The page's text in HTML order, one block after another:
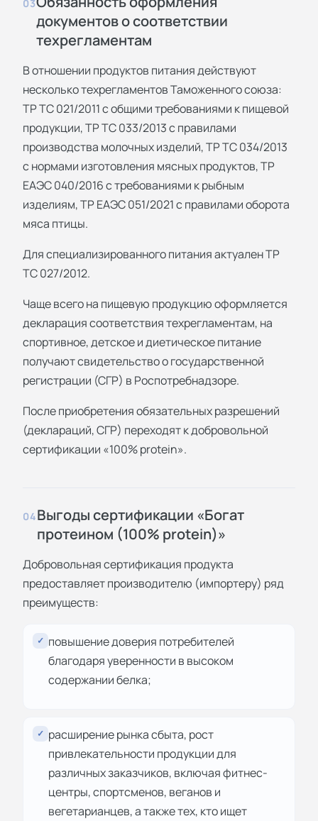
03
документов о соответствии
техрегламентам
В отношении продуктов питания действуют
несколько техрегламентов Таможенного союза:
ТР ТС 021/2011 с общими требованиями к пищевой
продукции, ТР ТС 033/2013 с правилами
производства молочных изделий, ТР ТС 034/2013
с нормами изготовления мясных продуктов, ТР
ЕАЭС 040/2016 с требованиями к рыбным
изделиям, ТР ЕАЭС 051/2021 с правилами оборота
мяса птицы.
Для специализированного питания актуален ТР
ТС 027/2012.
Чаще всего на пищевую продукцию оформляется
декларация соответствия техрегламентам, на
спортивное, детское и диетическое питание
получают свидетельство о государственной
регистрации (СГР) в Роспотребнадзоре.
После приобретения обязательных разрешений
(деклараций, СГР) переходят к добровольной
сертификации «100% protein».
04Выгоды сертификации «Богат
протеином (100% protein)»
Добровольная сертификация продукта
предоставляет производителю (импортеру) ряд
преимуществ:
✓ повышение доверия потребителей
благодаря уверенности в высоком
содержании белка;
✓ расширение рынка сбыта, рост
привлекательности продукции для
различных заказчиков, включая фитнес-
центры, спортсменов, веганов и
вегетарианцев, а также тех, кто ищет